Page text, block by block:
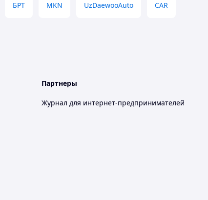
БРТ MKN UzDaewooAuto CAR
Партнеры
Журнал для интернет-предпринимателей